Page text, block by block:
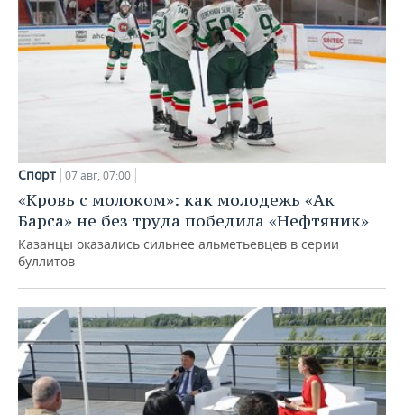
Спорт 07 авг, 07:00
«Кровь с молоком»: как молодежь «Ак
Барса» не без труда победила «Нефтяник»
Казанцы оказались сильнее альметьевцев в серии
буллитов